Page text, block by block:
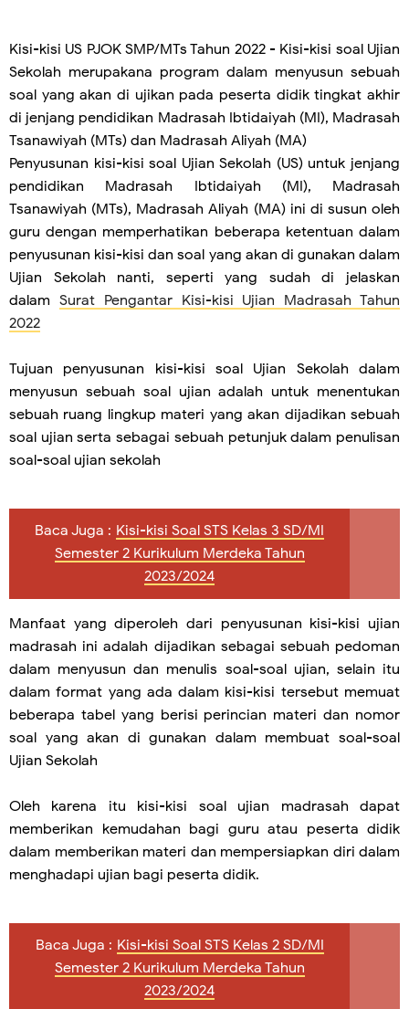
Kisi-kisi US PJOK SMP/MTs Tahun 2022 - Kisi-kisi soal Ujian
Sekolah merupakana program dalam menyusun sebuah
soal yang akan di ujikan pada peserta didik tingkat akhir
di jenjang pendidikan Madrasah Ibtidaiyah (MI), Madrasah
Tsanawiyah (MTs) dan Madrasah Aliyah (MA)
Penyusunan kisi-kisi soal Ujian Sekolah (US) untuk jenjang
pendidikan Madrasah Ibtidaiyah (MI), Madrasah
Tsanawiyah (MTs), Madrasah Aliyah (MA) ini di susun oleh
guru dengan memperhatikan beberapa ketentuan dalam
penyusunan kisi-kisi dan soal yang akan di gunakan dalam
Ujian Sekolah nanti, seperti yang sudah di jelaskan
dalam Surat Pengantar Kisi-kisi Ujian Madrasah Tahun
2022
Tujuan penyusunan kisi-kisi soal Ujian Sekolah dalam
menyusun sebuah soal ujian adalah untuk menentukan
sebuah ruang lingkup materi yang akan dijadikan sebuah
soal ujian serta sebagai sebuah petunjuk dalam penulisan
soal-soal ujian sekolah
Baca Juga : Kisi-kisi Soal STS Kelas 3 SD/MI
Semester 2 Kurikulum Merdeka Tahun
2023/2024
Manfaat yang diperoleh dari penyusunan kisi-kisi ujian
madrasah ini adalah dijadikan sebagai sebuah pedoman
dalam menyusun dan menulis soal-soal ujian, selain itu
dalam format yang ada dalam kisi-kisi tersebut memuat
beberapa tabel yang berisi perincian materi dan nomor
soal yang akan di gunakan dalam membuat soal-soal
Ujian Sekolah
Oleh karena itu kisi-kisi soal ujian madrasah dapat
memberikan kemudahan bagi guru atau peserta didik
dalam memberikan materi dan mempersiapkan diri dalam
menghadapi ujian bagi peserta didik.
Baca Juga : Kisi-kisi Soal STS Kelas 2 SD/MI
Semester 2 Kurikulum Merdeka Tahun
2023/2024